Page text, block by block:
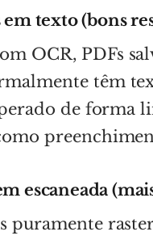
em texto (bons
OCR, PDFs
têm
de forma
escaneada
puramente